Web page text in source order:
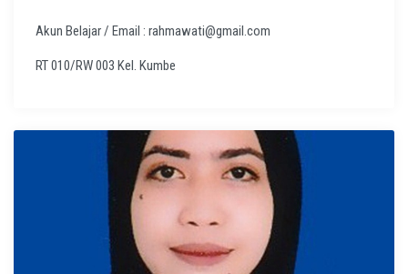
Akun Belajar / Email : rahmawati@gmail.com
RT 010/RW 003 Kel. Kumbe